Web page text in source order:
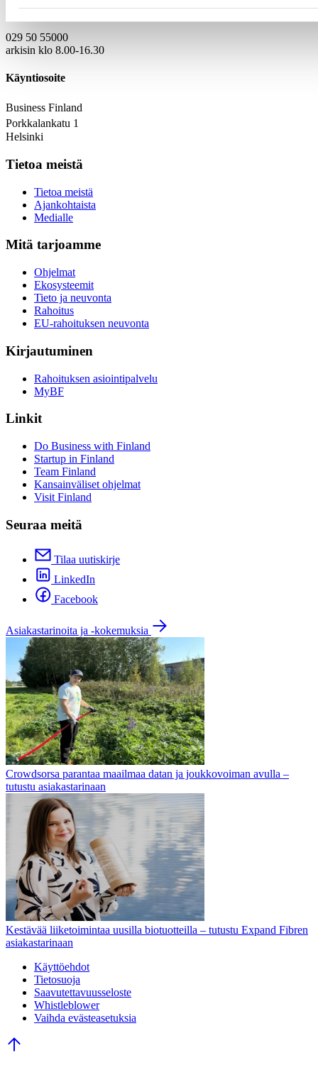
Puhelinvaihde
029 50 55000
arkisin klo 8.00-16.30
Käyntiosoite
Business Finland
Porkkalankatu 1
Helsinki
Tietoa meistä
Tietoa meistä
Ajankohtaista
Medialle
Mitä tarjoamme
Ohjelmat
Ekosysteemit
Tieto ja neuvonta
Rahoitus
EU-rahoituksen neuvonta
Kirjautuminen
Rahoituksen asiointipalvelu
MyBF
Linkit
Do Business with Finland
Startup in Finland
Team Finland
Kansainväliset ohjelmat
Visit Finland
Seuraa meitä
Tilaa uutiskirje
LinkedIn
Facebook
Asiakastarinoita ja -kokemuksia
Crowdsorsa parantaa maailmaa datan ja joukkovoiman avulla –
tutustu asiakastarinaan
Kestävää liiketoimintaa uusilla biotuotteilla – tutustu Expand Fibren
asiakastarinaan
Käyttöehdot
Tietosuoja
Saavutettavuusseloste
Whistleblower
Vaihda evästeasetuksia